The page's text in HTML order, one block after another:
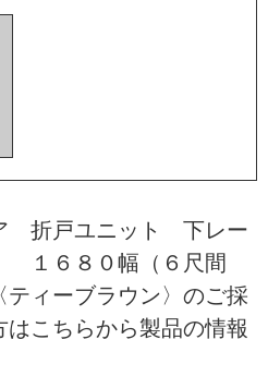
折戸ユニット 下レー
１６８０幅（６尺間
ィーブラウン〉のご採
こちらから製品の情報